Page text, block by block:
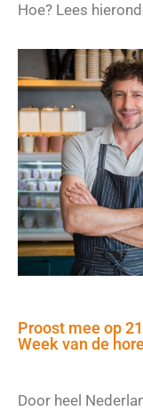
Hoe? Lees
Proost mee op
Week van de
Door heel